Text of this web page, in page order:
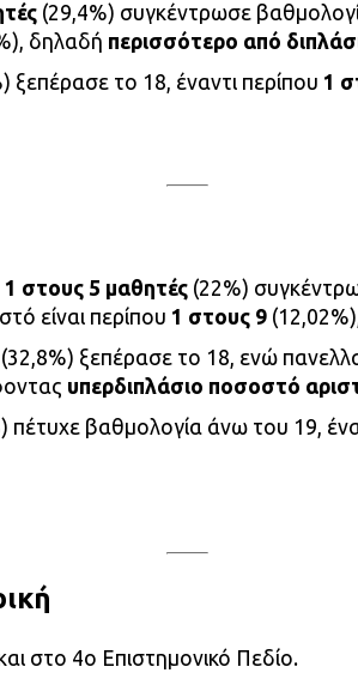
(29,4%) συγκέντρωσε
δηλαδή περισσότερο από
ξεπέρασε το 18, έναντι περίπου 1
1 στους 5 μαθητές (22%)
είναι περίπου 1 στους 9
(32,8%) ξεπέρασε το 18, ενώ
υπερδιπλάσιο ποσοστό
πέτυχε βαθμολογία άνω του 19,
στο 4ο Επιστημονικό Πεδίο.